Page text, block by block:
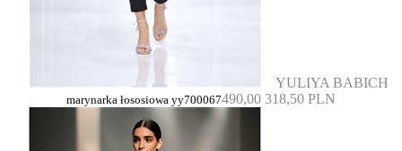
YULIYA BABICH
marynarka łososiowa yy700067490,00 318,50 PLN